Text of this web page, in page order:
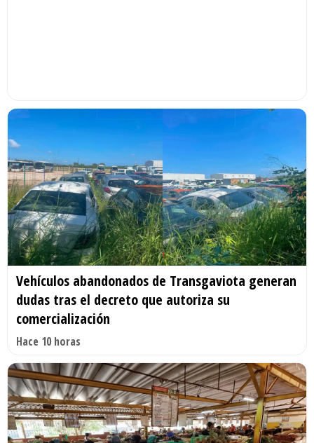
Vehículos abandonados de Transgaviota generan
dudas tras el decreto que autoriza su
comercialización
Hace 10 horas